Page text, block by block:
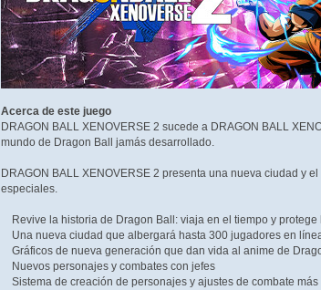
Acerca de este juego
DRAGON BALL XENOVERSE 2 sucede a DRAGON BALL
mundo de Dragon Ball jamás desarrollado.
DRAGON BALL XENOVERSE 2 presenta una nueva ciudad y
especiales.
Revive la historia de Dragon Ball: viaja en el tiempo y protege
Una nueva ciudad que albergará hasta 300 jugadores en
Gráficos de nueva generación que dan vida al anime de
Nuevos personajes y combates con jefes
Sistema de creación de personajes y ajustes de combate más